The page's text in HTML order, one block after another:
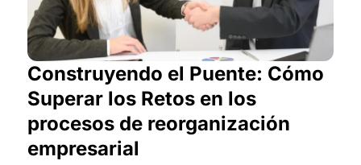
Construyendo el Puente: Cómo
Superar los Retos en los
procesos de reorganización
empresarial